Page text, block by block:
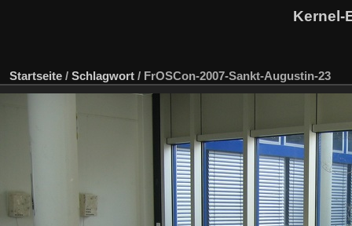
Kernel-
Startseite / Schlagwort / FrOSCon-2007-Sankt-Augustin-23